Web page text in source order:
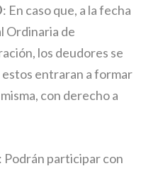
: En caso que, a la fecha
Ordinaria de
los deudores se
estos entraran a formar
con derecho a
: Podrán participar con